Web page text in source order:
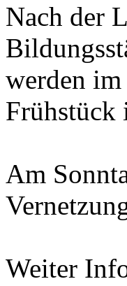
Nach der
werden
Frühstück
Am
Weiter